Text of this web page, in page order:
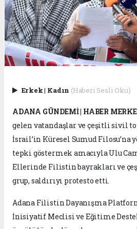
Erkek| Kadın (Haberi Sesli Oku)
ADANA GÜNDEMİ | HABER
gelen vatandaşlar ve çeşitli sivil
İsrail’in Küresel Sumud Filosu’na
tepki göstermek amacıyla Ulu
Ellerinde Filistin bayrakları ve
grup, saldırıyı protesto etti.
Adana Filistin Dayanışma
İnisiyatif Meclisi ve Eğitime